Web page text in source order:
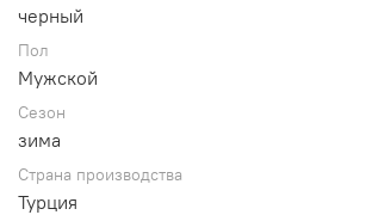
черный
Пол
Мужской
Сезон
зима
Страна производства
Турция